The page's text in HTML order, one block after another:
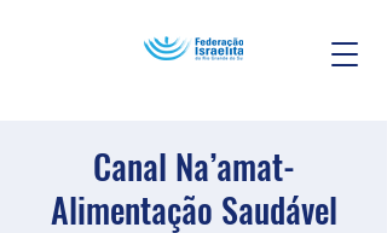
Canal Na’amat-
Alimentação Saudável